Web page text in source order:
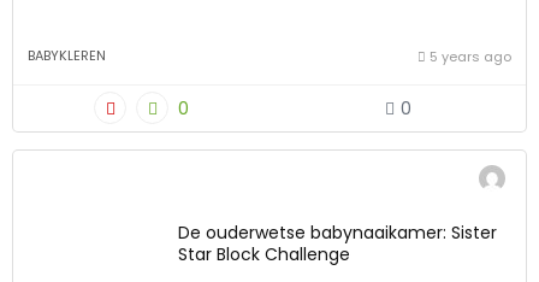
BABYKLEREN 5 years ago
0 0
De ouderwetse babynaaikamer: Sister
Star Block Challenge